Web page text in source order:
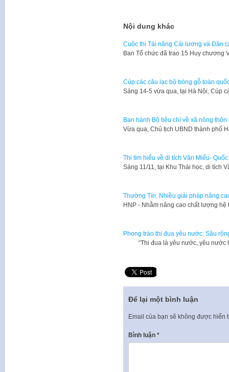
Nội dung khác
Cuộc thi Tài năng Cải lương và Dân
Ban Tổ chức đã trao 15 Huy chương
Cúp các câu lạc bộ bóng gỗ toàn
Sáng 14-5 vừa qua, tại Hà Nội, Cúp
Ban hành Bộ tiêu chí về xã nông
Vừa qua, Chủ tịch UBND thành phố
Thi tìm hiểu về di tích Văn Miếu-
​Sáng 11/11, tại Khu Thái học, di tích
Thường Tín: Nhiều giải pháp nâng
HNP - Nhằm nâng cao chất lượng
Phong trào thi đua yêu nước: Sâu
“Thi đua là yêu nước, yêu nước
Để lại một bình luận
Email của bạn sẽ không được hiển
Bình luận *